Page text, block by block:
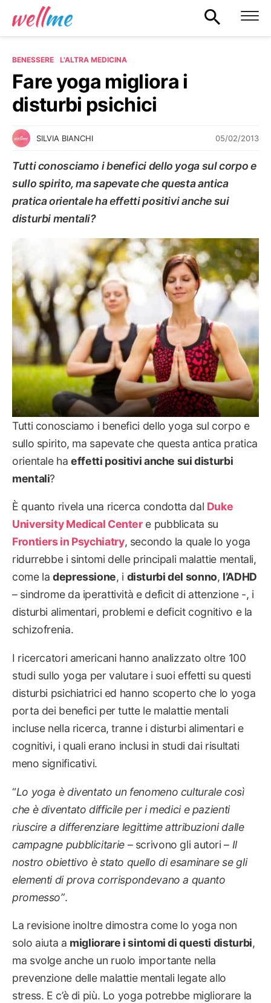
BENESSERE L'ALTRA MEDICINA
Fare yoga migliora i
disturbi psichici
SILVIA BIANCHI 05/02/2013
Tutti conosciamo i benefici dello yoga sul corpo e
sullo spirito, ma sapevate che questa antica
pratica orientale ha effetti positivi anche sui
disturbi mentali?
Tutti conosciamo i benefici dello yoga sul corpo e
sullo spirito, ma sapevate che questa antica pratica
orientale haeffetti positivi anche sui disturbi
mentali?
È quanto rivela una ricerca condotta dal Duke
University Medical Centere pubblicata su
Frontiers in Psychiatry, secondo la quale lo yoga
ridurrebbe i sintomi delle principali malattie mentali,
come ladepressione, i disturbi del sonno, l’ADHD
– sindrome da iperattività e deficit di attenzione -, i
disturbi alimentari, problemi e deficit cognitivo e la
schizofrenia.
I ricercatori americani hanno analizzato oltre 100
studi sullo yoga per valutare i suoi effetti su questi
disturbi psichiatrici ed hanno scoperto che lo yoga
porta dei benefici per tutte le malattie mentali
incluse nella ricerca, tranne i disturbi alimentari e
cognitivi, i quali erano inclusi in studi dai risultati
meno significativi.
“Lo yoga è diventato un fenomeno culturale così
che è diventato difficile per i medici e pazienti
riuscire a differenziare legittime attribuzioni dalle
campagne pubblicitarie– scrivono gli autori – Il
nostro obiettivo è stato quello di esaminare se gli
elementi di prova corrispondevano a quanto
promesso”.
La revisione inoltre dimostra come lo yoga non
solo aiuta a migliorare i sintomi di questi disturbi,
ma svolge anche un ruolo importante nella
prevenzione delle malattie mentali legate allo
stress. E c’è di più. Lo yoga potrebbe migliorare la